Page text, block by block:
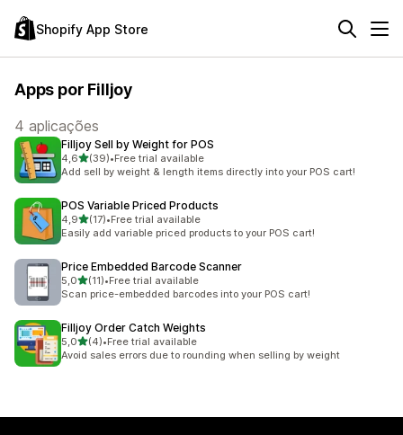
Shopify App Store
Apps por Filljoy
4 aplicações
Filljoy Sell by Weight for POS
4,6de 5 estrelas
(39)
39 total de avaliações
•Free trial available
Add sell by weight & length items directly into your POS cart!
POS Variable Priced Products
4,9de 5 estrelas
(17)
17 total de avaliações
•Free trial available
Easily add variable priced products to your POS cart!
Price Embedded Barcode Scanner
5,0de 5 estrelas
(11)
11 total de avaliações
•Free trial available
Scan price-embedded barcodes into your POS cart!
Filljoy Order Catch Weights
5,0de 5 estrelas
(4)
4 total de avaliações
•Free trial available
Avoid sales errors due to rounding when selling by weight